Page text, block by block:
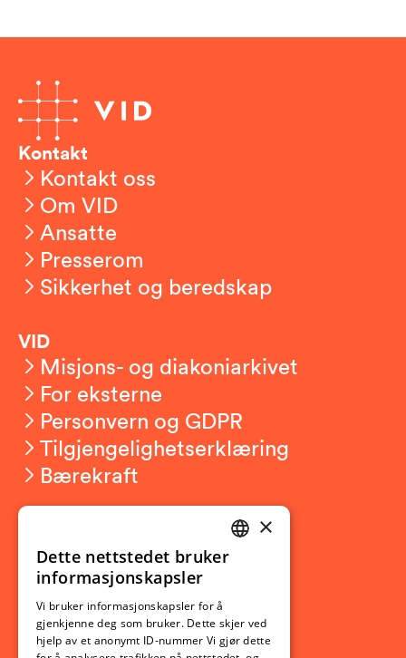
Kontakt
Kontakt oss
Om VID
Ansatte
Presserom
Sikkerhet og beredskap
VID
Misjons- og diakoniarkivet
For eksterne
Personvern og GDPR
Tilgjengelighetserklæring
Bærekraft
Ny student
Utveksling
Opptak
Lov- og regelverk
NORWEGIAN
×
Dette nettstedet bruker
informasjonskapsler
Vi bruker informasjonskapsler for å
gjenkjenne deg som bruker. Dette skjer ved
hjelp av et anonymt ID-nummer Vi gjør dette